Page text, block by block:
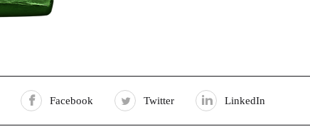
Facebook Twitter LinkedIn